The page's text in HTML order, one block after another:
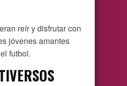
reír y disfrutar con
jóvenes amantes
futbol.